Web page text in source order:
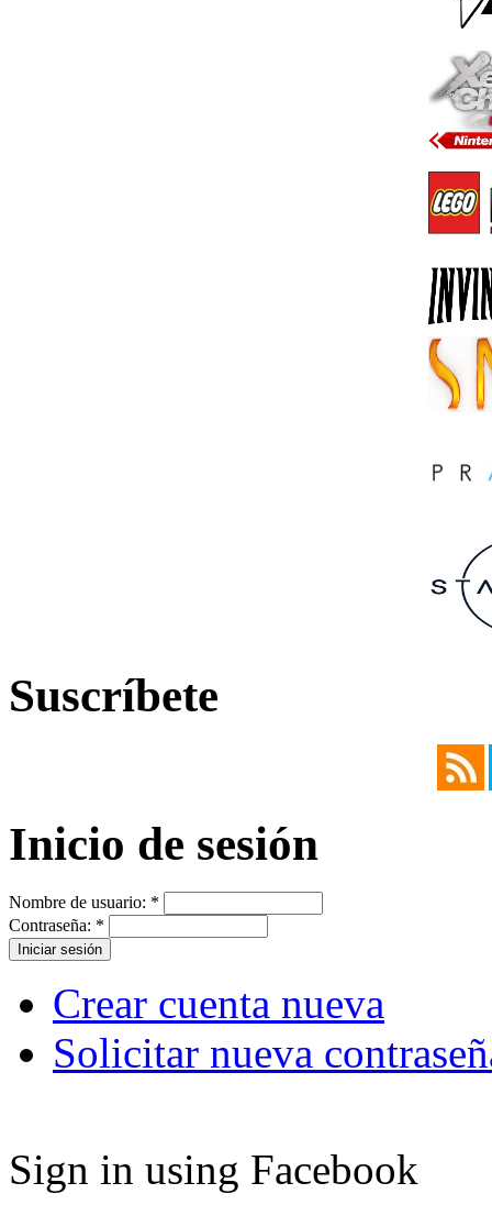
Suscríbete
Inicio de sesión
Nombre de usuario: *
Contraseña: *
Crear cuenta nueva
Solicitar nueva
Sign in using Facebook